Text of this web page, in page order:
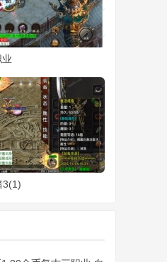
3(1)